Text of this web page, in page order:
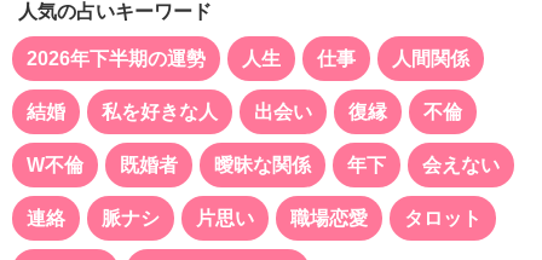
人気の占いキーワード
2026年下半期の運勢 人生 仕事 人間関係
結婚 私を好きな人 出会い 復縁 不倫
W不倫 既婚者 曖昧な関係 年下 会えない
連絡 脈ナシ 片思い 職場恋愛 タロット